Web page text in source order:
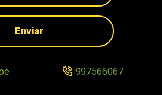
Enviar
997566067